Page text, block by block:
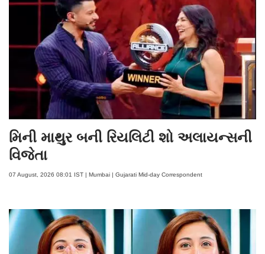
મિની માથુર બની રિયલિટી શો અલાયન્સની
વિજેતા
07 August, 2026 08:01 IST | Mumbai | Gujarati Mid-day Correspondent